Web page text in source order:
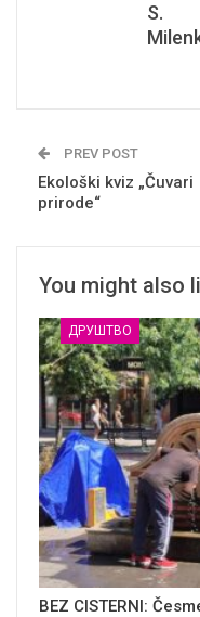
S.
PREV POST
Ekološki kviz „Čuvari
prirode“
You might also
ДРУШТВО
BEZ CISTERNI: